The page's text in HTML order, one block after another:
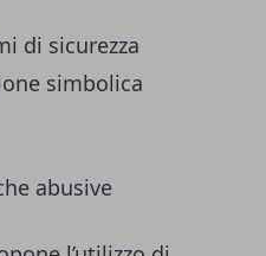
di sicurezza
simbolica
abusive